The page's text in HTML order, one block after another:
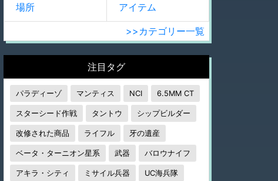
場所 アイテム
>>カテゴリー一覧
注目タグ
パラディーゾ マンティス NCI 6.5MM CT
スターシード作戦 タントウ シップビルダー
改修された商品 ライフル 牙の遺産
ベータ・ターニオン星系 武器 バロウナイフ
アキラ・シティ ミサイル兵器 UC海兵隊